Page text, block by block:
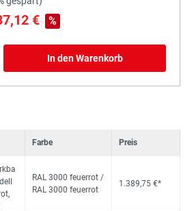
€ %
In den Warenkorb
Farbe Preis
RAL 3000 feuerrot /
RAL 3000 feuerrot
1.389,75 €*